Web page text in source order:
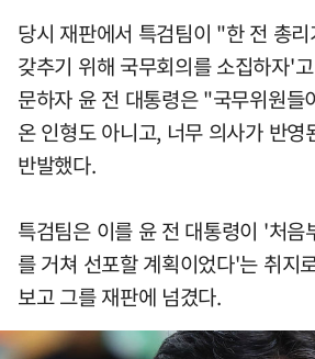
당시 재판에서 특검팀이 "한 전 총
갖추기 위해 국무회의를 소집하자'
문하자 윤 전 대통령은 "국무위원들
온 인형도 아니고, 너무 의사가 반
반발했다.
특검팀은 이를 윤 전 대통령이 '처음
를 거쳐 선포할 계획이었다'는 취지
보고 그를 재판에 넘겼다.